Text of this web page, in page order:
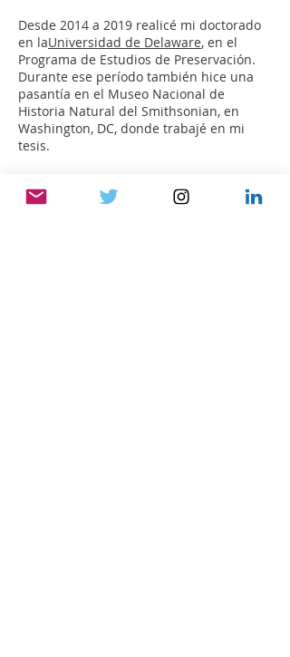
Desde 2014 a 2019 realicé mi doctorado
en laUniversidad de Delaware, en el
Programa de Estudios de Preservación.
Durante ese período también hice una
pasantía en el Museo Nacional de
Historia Natural del Smithsonian, en
Washington, DC, donde trabajé en mi
tesis.
colecciones de historia natural del Yale